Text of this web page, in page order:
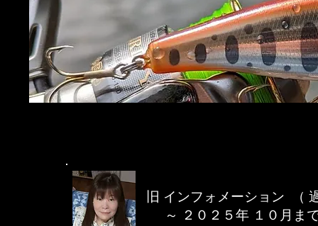
旧 ​インフォメーション （
～ ２０２５年 １０月ま